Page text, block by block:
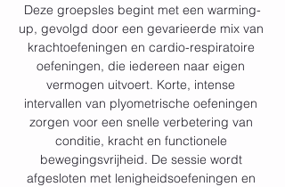
Deze groepsles begint met een warming-
up, gevolgd door een gevarieerde mix van
krachtoefeningen en cardio-respiratoire
oefeningen, die iedereen naar eigen
vermogen uitvoert. Korte, intense
intervallen van plyometrische oefeningen
zorgen voor een snelle verbetering van
conditie, kracht en functionele
bewegingsvrijheid. De sessie wordt
afgesloten met lenigheidsoefeningen en